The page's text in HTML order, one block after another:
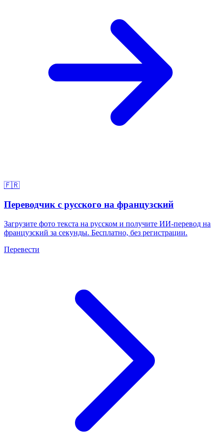
🇫🇷
Переводчик с русского на французский
Загрузите фото текста на русском и получите ИИ-перевод на
французский за секунды. Бесплатно, без регистрации.
Перевести